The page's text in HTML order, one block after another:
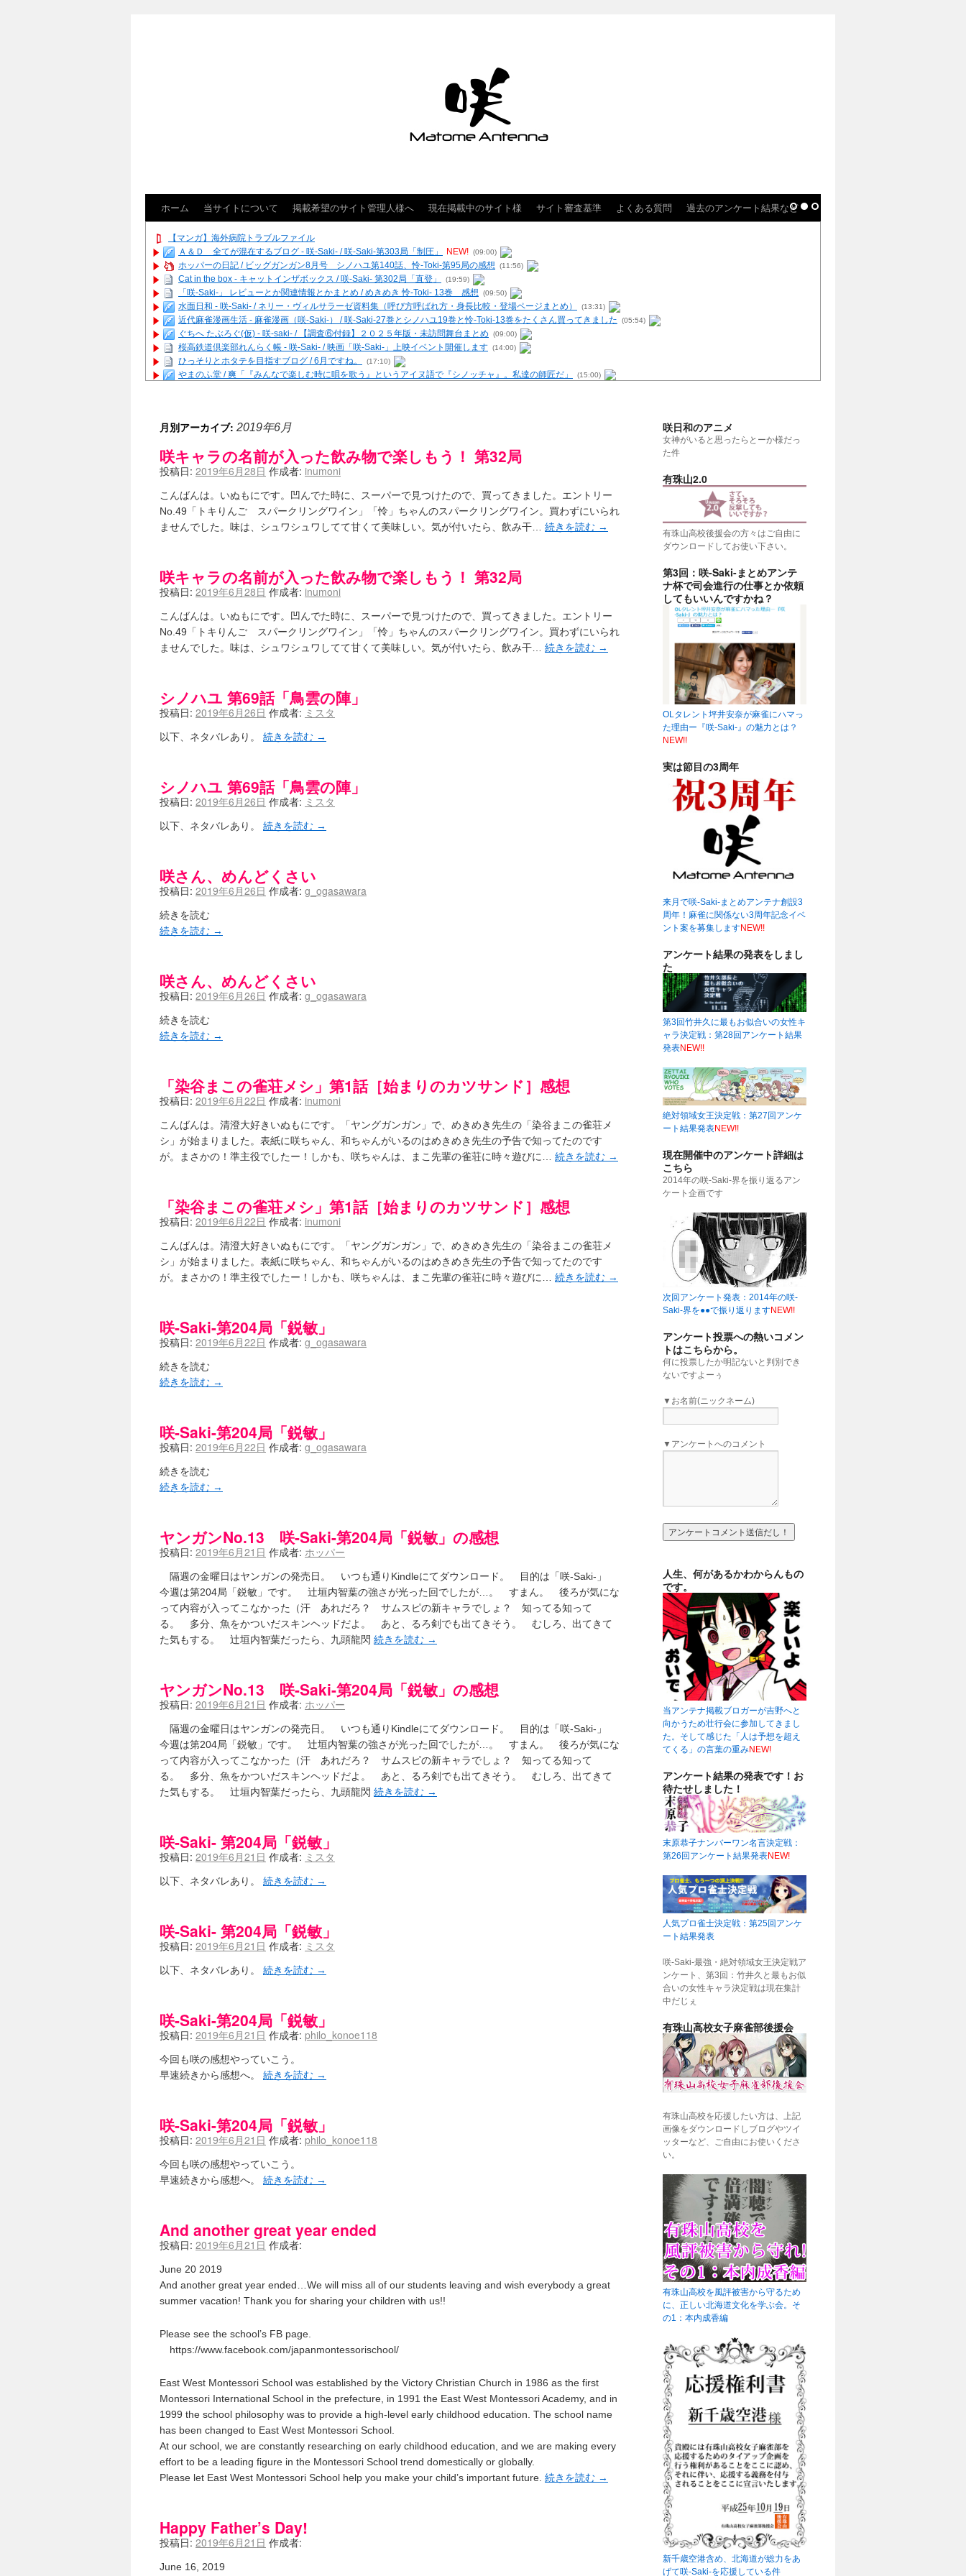
ホーム 当サイトについて 掲載希望のサイト管理人様へ 現在掲載中のサイト様 サイト審査基準 よくある質問 過去のアンケート結果など
【マンガ】海外病院トラブルファイル
Ａ＆Ｄ 全てが混在するブログ - 咲-Saki- / 咲-Saki-第303局「制圧」
NEW! (09:00)
ホッパーの日記 / ビッグガンガン8月号 シノハユ第140話、怜-Toki-第95局の感想 (11:56)
Cat in the box - キャットインザボックス / 咲-Saki- 第302局「直登」 (19:59)
「咲-Saki-」 レビューとか関連情報とかまとめ / めきめき 怜-Toki- 13巻 感想 (09:50)
水面日和 - 咲-Saki- / ネリー・ヴィルサラーゼ資料集（呼び方呼ばれ方・身長比較・登場ページまとめ） (13:31)
近代麻雀漫画生活 - 麻雀漫画（咲-Saki-） / 咲-Saki-27巻とシノハユ19巻と怜-Toki-13巻をたくさん買ってきました (05:54)
ぐちへ たぶろぐ(仮) - 咲-saki- / 【調査⑥付録】２０２５年版・未訪問舞台まとめ (09:00)
桜高鉄道倶楽部れんらく帳 - 咲-Saki- / 映画「咲-Saki-」上映イベント開催します (14:00)
ひっそりとホタテを目指すブログ / 6月ですね。 (17:10)
やまのふ堂 / 爽「『みんなで楽しむ時に唄を歌う』というアイヌ語で『シノッチャ』。私達の師匠だ」 (15:00)
咲クラ女子 - 咲-Saki- / 姫松の上重漫ちゃんと演じている伊達朱里紗さんの共通点
咲ミダレ - 咲-saki- / MJ第14回咲CUP 咲なま他 (11:53)
はやりの如く☆ - 咲-saki- / 悪いこと【SS】
またの名を咲ブログ - 咲-Saki- / 男体化すると聞いての落書き (13:32)
あっちが変 / あっちが変 (08:31)
BBKN BLOG / トップページ（サイトマップ） (15:00)
嶺上開花自摸 / Last day of Summer session 1 (13:01)
おもちもちもち - 咲-Saki- / ５・８小林先生の日記更新について考えてみる その１～否定的意見の発露を4つに分けて考える (20:00)
咲-Saki- | にゅいのって / 咲-Saki-臨時アンテナ (11:50)
咲-Saki-ブログ！～麻雀下手でも咲が好き～ / ブログ名変更のお知らせ (03:10)
嶺上航路 / ドラフト前日なので中日ドラゴンズのドラフト指名を予想してみる ～後～ (02:52)
from A to K / [咲-saki-][麻雀ゲーム]【ゲーム】セガのMJシリーズで2年ぶりの夏の咲-Saki-CUP開催！
紺フェス - 咲-Saki- / 【越谷SS】とろけそうな日
ユズポニッキ - 咲-Saki- / ☆ #咲実写 ☆告知☆オンライン上映会☆ 阿知賀編☆７月21日(土)ドラマ特別編18時20分～映画19時～☆ (04:22)
ああ、あの牌？ - 咲-Saki- / シノハユ菰沢中関連(江津・大田)の登場舞台まとめ
宮守大好き帳 / 告知 (13:04)
咲めも！ / ニワチョコ、尊い。 (04:23)
ＳＳＳ（咲ＳＳ）感想ブログ / 【SSS】憩 -Kei- 全国編第２２局『流局』
煌-Subara- - 咲-saki- / シノハユ感想 (13:19)
木と木と木 - 咲-saki- / 新道寺の本 (00:00)
ヤンデレ・狂気の百合SSブログ / 【咲-Saki-SS：久咲】そして私たちは、空へ、空へ【絶望】【後編】
私的素敵ジャンク / [咲-Saki-] 咲-Saki-第168局［端緒］感想
麻雀自由帳 - 咲-Saki- / 咲-Saki-第168局[端緒]感想 照-Teru- 追憶編第1局［照菫］（なんだそれ
ニワカSakiファンの部屋 - 咲-Saki- / 咲の実写化について（再）
低姿勢ニワカの麻雀 / マイナーカップリングSS感想
Hinamado blog - 咲-Saki- / リハビリテーション (04:56)
咲ワン・neo[仮] / 私事。
EL HOLAZO - 咲-Saki- / 吉野から上り方面の帰り道、亀山JCT-四日市IC間の渋滞回避法
何の変哲もない咲の地名紹介 / 小鍛治さんが通っていた小学校 茨城・舟塚山小学校
咲-Saki-カツゲン備忘録 / 咲-Saki-154局 【奮起】 マジかー！ (13:30)
百合っぽいぶろぐ - 咲-Saki- / シノハユ the down of age 5巻
妥当麻雀界ブログ / コミックマーケット８９に参加します (11:00)
咲-saki-速報 / 一時休止のお知らせ (08:26)
ふわふわな記憶 / 1 (16:20)
What You Mean ? - 咲-Saki- / 第2回清澄エリア聖地巡礼ツアーレポート (11:53)
左を向いて » 咲-saki- / 【シノハユ】第26話「一別以来」/咲日和・阿知賀の巻（６） / 立-Ritz-（３）
乱れ雪月花 - 咲-Saki- / ブログ終了のお知らせ：今までありがとうございました (15:30)
YUKARI / 【宥菫】 ＳＳ更新とお知らせ 【松実宥誕記念ＳＳ】 (13:35)
アルカ茄子 / 戒能物怪録 キングとはいったい誰なのか？ (15:24)
(16:00)
咏-Uta-ブログ編 - 咲-Saki- / 黄色い封筒が届いた(・∀・)
チャウチャウちゃうんちゃうん - 咲-Saki- / 吉野の千本桜を見に行きました(2015/04/05)
あこしず日和！ - 咲-Saki- / 咲-Saki-阿知賀編Blu-rayBOX 購入
ニワカ王者 / 【アニメ記事】咲-Saki- 立先生のコメントを取り上げる
おもちがなくてもだいじょうぶ / 咲と照の確執【プリン】
咲-Saki-の舞台が特定されたら、行くしかないでしょ / ブログを引っ越ししました
りりーがーる（仮） / 虎姫 カラオケ編っぽい小ネタ
洋榎-youka- / お知らせ
おっきするー咲ブログ / side-A VS side-B 野球対決
フリテンリーチで流して / 姫松高校についてのいくらかの考察
遊び半分 / もうすぐ８月も終わり (16:03)
咲-Saki-ほんだし / 咲-Saki- 第128局 「涼風」 感想
君の友達。 / マイ・フェア・レディ (12:49)
ぽっこぬ / 咲絵ログ2 (15:21)
妄言郷 / 咲-Saki- 第129局「契機」感想 (16:01)
咲-Saki-のてきとう考察 - 咲-Saki- / 記事紹介：書け麻に参加でさっそく負けましたｗ
嶺上かいほー - 咲-saki- / (7/1日分)dreamscapeが更新していました (14:10)
アニメを見ながらダラダラと就活をする - 咲-saki- / はるたんイェイ(≧∇≦)/他
考える凡人 / [咲-Saki-]姉帯豊音の能力考察―暦占という仮説― (04:47)
まいるーむ / よく分かる、有珠山高校！（キャラについてひたすら語る） (15:11)
プンスコ！ 野依日和！ - 咲-Saki- / 小蒔「渚のあわあわダブリィレイディオ？」 淡「第三回・後編！」
Ethanの色々ゆるじゃん不敗神話 - 咲-Saki- / 哲学的に考えてみる園城寺怜さんの能力 (12:25)
幸咲良し / コメ返しその他 (08:27)
咲の仮blog / 和ちゃん
もれ日和 / 一ちゃんのフィギュアと聞いたので (08:30)
読んだらそのままトイレで流して / 【今週の末原ちゃん】咲-Saki- 全国編 第13局 (03:30)
世紀末麻雀ブログ-じゃんキチ！ / 【咲-saki-】穏乃の良さを俺が「あ」から順に解説していくッ！ ver.2014
音楽と、人生と、 咲-saki-と。 - 咲-Saki- / こっそり休止、こっそり再開
ぐりーん哩 - 咲-Saki- / ネリー「ネリーはお金が要るの」
花鳥風月 - 咲-Saki- / やえたんイェイ～ (06:09)
電波天文学 - 咲-Saki- / BOOTH (15:19)
月別アーカイブ: 2019年6月
咲キャラの名前が入った飲み物で楽しもう！ 第32局
投稿日: 2019年6月28日 作成者: inumoni
こんばんは。いぬもにです。凹んでた時に、スーパーで見つけたので、買ってきました。エントリー
No.49「トキりんご スパークリングワイン」「怜」ちゃんのスパークリングワイン。買わずにいられ
ませんでした。味は、シュワシュワしてて甘くて美味しい。気が付いたら、飲み干… 続きを読む →
咲キャラの名前が入った飲み物で楽しもう！ 第32局
投稿日: 2019年6月28日 作成者: inumoni
こんばんは。いぬもにです。凹んでた時に、スーパーで見つけたので、買ってきました。エントリー
No.49「トキりんご スパークリングワイン」「怜」ちゃんのスパークリングワイン。買わずにいられ
ませんでした。味は、シュワシュワしてて甘くて美味しい。気が付いたら、飲み干… 続きを読む →
シノハユ 第69話「鳥雲の陣」
投稿日: 2019年6月26日 作成者: ミスタ
以下、ネタバレあり。 続きを読む →
シノハユ 第69話「鳥雲の陣」
投稿日: 2019年6月26日 作成者: ミスタ
以下、ネタバレあり。 続きを読む →
咲さん、めんどくさい
投稿日: 2019年6月26日 作成者: g_ogasawara
続きを読む
続きを読む →
咲さん、めんどくさい
投稿日: 2019年6月26日 作成者: g_ogasawara
続きを読む
続きを読む →
「染谷まこの雀荘メシ」第1話［始まりのカツサンド］感想
投稿日: 2019年6月22日 作成者: inumoni
こんばんは。清澄大好きいぬもにです。「ヤングガンガン」で、めきめき先生の「染谷まこの雀荘メ
シ」が始まりました。表紙に咲ちゃん、和ちゃんがいるのはめきめき先生の予告で知ってたのです
が。まさかの！準主役でしたー！しかも、咲ちゃんは、まこ先輩の雀荘に時々遊びに… 続きを読む →
「染谷まこの雀荘メシ」第1話［始まりのカツサンド］感想
投稿日: 2019年6月22日 作成者: inumoni
こんばんは。清澄大好きいぬもにです。「ヤングガンガン」で、めきめき先生の「染谷まこの雀荘メ
シ」が始まりました。表紙に咲ちゃん、和ちゃんがいるのはめきめき先生の予告で知ってたのです
が。まさかの！準主役でしたー！しかも、咲ちゃんは、まこ先輩の雀荘に時々遊びに… 続きを読む →
咲-Saki-第204局「鋭敏」
投稿日: 2019年6月22日 作成者: g_ogasawara
続きを読む
続きを読む →
咲-Saki-第204局「鋭敏」
投稿日: 2019年6月22日 作成者: g_ogasawara
続きを読む
続きを読む →
ヤンガンNo.13 咲-Saki-第204局「鋭敏」の感想
投稿日: 2019年6月21日 作成者: ホッパー
隔週の金曜日はヤンガンの発売日。 いつも通りKindleにてダウンロード。 目的は「咲-Saki-」
今週は第204局「鋭敏」です。 辻垣内智葉の強さが光った回でしたが…。 すまん。 後ろが気にな
って内容が入ってこなかった（汗 あれだろ？ サムスピの新キャラでしょ？ 知ってる知って
る。 多分、魚をかついだスキンヘッドだよ。 あと、るろ剣でも出てきそう。 むしろ、出てきて
た気もする。 辻垣内智葉だったら、九頭龍閃 続きを読む →
ヤンガンNo.13 咲-Saki-第204局「鋭敏」の感想
投稿日: 2019年6月21日 作成者: ホッパー
隔週の金曜日はヤンガンの発売日。 いつも通りKindleにてダウンロード。 目的は「咲-Saki-」
今週は第204局「鋭敏」です。 辻垣内智葉の強さが光った回でしたが…。 すまん。 後ろが気にな
って内容が入ってこなかった（汗 あれだろ？ サムスピの新キャラでしょ？ 知ってる知って
る。 多分、魚をかついだスキンヘッドだよ。 あと、るろ剣でも出てきそう。 むしろ、出てきて
た気もする。 辻垣内智葉だったら、九頭龍閃 続きを読む →
咲-Saki- 第204局「鋭敏」
投稿日: 2019年6月21日 作成者: ミスタ
以下、ネタバレあり。 続きを読む →
咲-Saki- 第204局「鋭敏」
投稿日: 2019年6月21日 作成者: ミスタ
以下、ネタバレあり。 続きを読む →
咲-Saki-第204局「鋭敏」
投稿日: 2019年6月21日 作成者: philo_konoe118
今回も咲の感想やっていこう。
早速続きから感想へ。 続きを読む →
咲-Saki-第204局「鋭敏」
投稿日: 2019年6月21日 作成者: philo_konoe118
今回も咲の感想やっていこう。
早速続きから感想へ。 続きを読む →
And another great year ended
投稿日: 2019年6月21日 作成者:
June 20 2019
And another great year ended…We will miss all of our students leaving and wish everybody a great
summer vacation! Thank you for sharing your children with us!!
Please see the school’s FB page.
https://www.facebook.com/japanmontessorischool/
East West Montessori School was established by the Victory Christian Church in 1986 as the first
Montessori International School in the prefecture, in 1991 the East West Montessori Academy, and in
1999 the school philosophy was to provide a high-level early childhood education. The school name
has been changed to East West Montessori School.
At our school, we are constantly researching on early childhood education, and we are making every
effort to be a leading figure in the Montessori School trend domestically or globally.
Please let East West Montessori School help you make your child’s important future. 続きを読む →
Happy Father’s Day!
投稿日: 2019年6月21日 作成者:
June 16, 2019
咲日和のアニメ
女神がいると思ったらとーか様だっ
た件
有珠山2.0
有珠山高校後援会の方々はご自由に
ダウンロードしてお使い下さい。
第3回：咲-Saki-まとめアンテ
ナ杯で司会進行の仕事とか依頼
してもいいんですかね？
OLタレント坪井安奈が麻雀にハマっ
た理由ー『咲-Saki-』の魅力とは？
NEW!!
実は節目の3周年
来月で咲-Saki-まとめアンテナ創設3
周年！麻雀に関係ない3周年記念イベ
ント案を募集しますNEW!!
アンケート結果の発表をしまし
た
第3回竹井久に最もお似合いの女性キ
ャラ決定戦：第28回アンケート結果
発表NEW!!
絶対領域女王決定戦：第27回アンケ
ート結果発表NEW!!
現在開催中のアンケート詳細は
こちら
2014年の咲-Saki-界を振り返るアン
ケート企画です
次回アンケート発表：2014年の咲-
Saki-界を●●で振り返りますNEW!!
アンケート投票への熱いコメン
トはこちらから。
何に投票したか明記ないと判別でき
ないですよーぅ
▼お名前(ニックネーム)
▼アンケートへのコメント
人生、何があるかわからんもの
です。
当アンテナ掲載ブロガーが吉野へと
向かうため壮行会に参加してきまし
た。そして感じた「人は予想を超え
てくる」の言葉の重みNEW!
アンケート結果の発表です！お
待たせしました！
末原恭子ナンバーワン名言決定戦：
第26回アンケート結果発表NEW!
人気プロ雀士決定戦：第25回アンケ
ート結果発表
咲-Saki-最強・絶対領域女王決定戦ア
ンケート、第3回：竹井久と最もお似
合いの女性キャラ決定戦は現在集計
中だじぇ
有珠山高校女子麻雀部後援会
有珠山高校を応援したい方は、上記
画像をダウンロードしブログやツイ
ッターなど、ご自由にお使いくださ
い。
有珠山高校を風評被害から守るため
に、正しい北海道文化を学ぶ会。そ
の1：本内成香編
新千歳空港含め、北海道が総力をあ
げて咲-Saki-を応援している件